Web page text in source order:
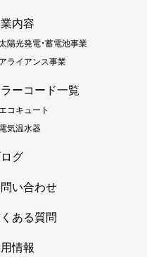
内容
陽光発電・蓄電池事業
アライアンス事業
ーコード一覧
コキュート
電気温水器
グ
い合わせ
ある質問
情報